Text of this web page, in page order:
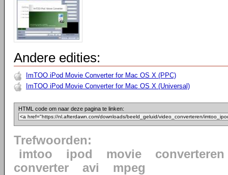
Andere edities:
ImTOO iPod Movie Converter for Mac OS X (PPC)
ImTOO iPod Movie Converter for Mac OS X (Universal)
HTML code om naar deze pagina te linken:
Trefwoorden:
imtoo
ipod movie
converteren
converter
avi mpeg